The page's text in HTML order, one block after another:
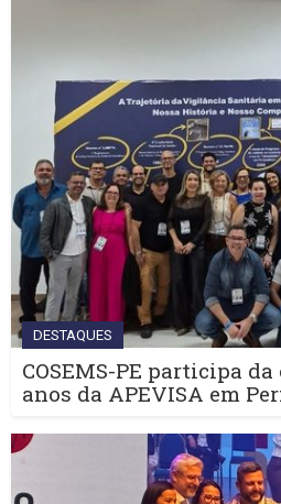
DESTAQUES
COSEMS-PE participa
anos da APEVISA em